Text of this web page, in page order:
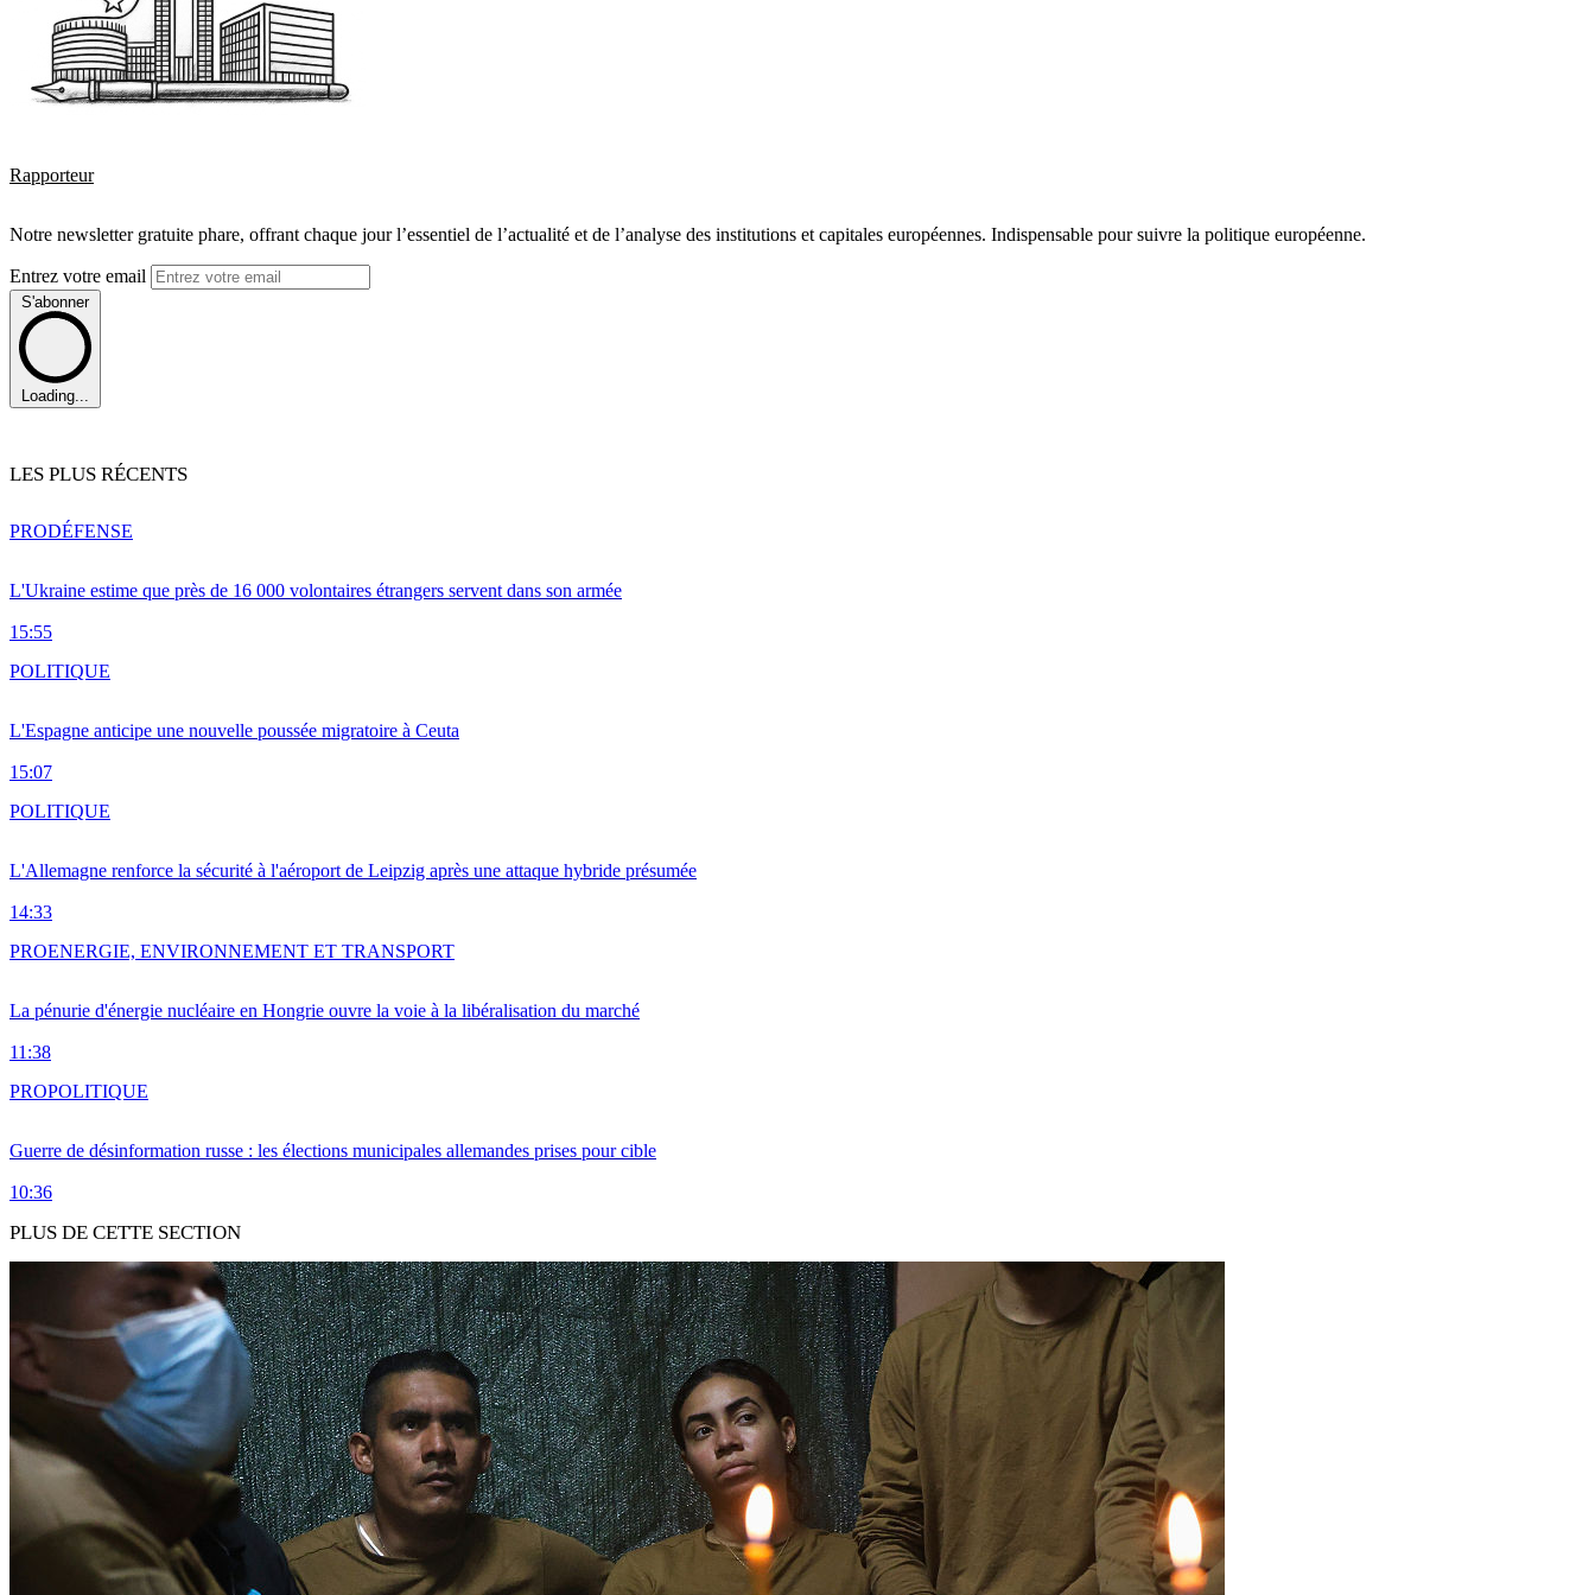
Rapporteur
Notre newsletter gratuite phare, offrant chaque jour l’essentiel de l’actualité et de l’analyse des institutions et capitales européennes. Indispensable pour suivre la politique européenne.
Entrez votre email
S'abonner
Loading...
LES PLUS RÉCENTS
L'Ukraine estime que près de 16 000 volontaires étrangers servent dans son armée
15:55
PRODÉFENSE
L'Espagne anticipe une nouvelle poussée migratoire à Ceuta
15:07
POLITIQUE
L'Allemagne renforce la sécurité à l'aéroport de Leipzig après une attaque hybride présumée
14:33
POLITIQUE
La pénurie d'énergie nucléaire en Hongrie ouvre la voie à la libéralisation du marché
11:38
PROENERGIE, ENVIRONNEMENT ET TRANSPORT
Guerre de désinformation russe : les élections municipales allemandes prises pour cible
10:36
PROPOLITIQUE
PLUS DE CETTE SECTION